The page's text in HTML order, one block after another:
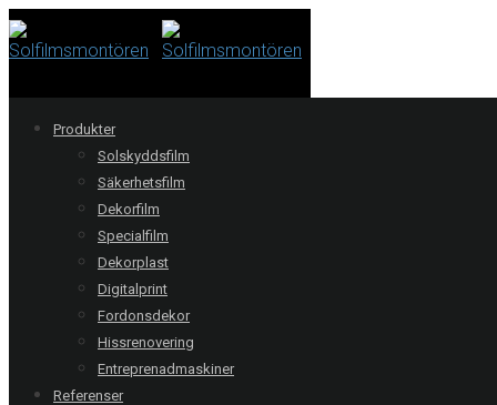
Produkter
Solskyddsfilm
Säkerhetsfilm
Dekorfilm
Specialfilm
Dekorplast
Digitalprint
Fordonsdekor
Hissrenovering
Entreprenadmaskiner
Referenser
Stockholm | Ljud &
Bildmedia
Dekorfolie i matt silver på wc dörrar.
Offertförfrågan